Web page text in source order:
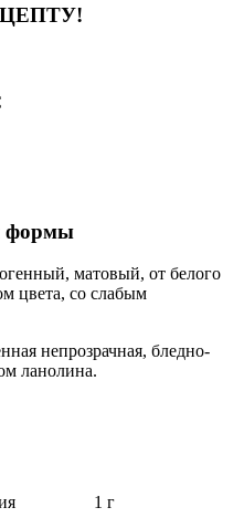
формы
матовый, от белого
цвета, со слабым
непрозрачная, бледно-
ланолина.
1 г